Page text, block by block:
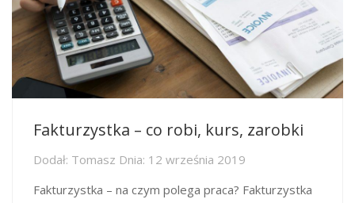
Fakturzystka – co robi, kurs, zarobki
Dodał: Tomasz Dnia: 12 września 2019
Fakturzystka – na czym polega praca? Fakturzystka